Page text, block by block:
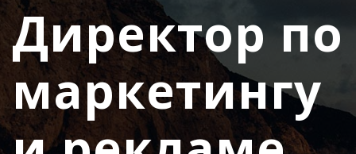
Директор по
маркетингу